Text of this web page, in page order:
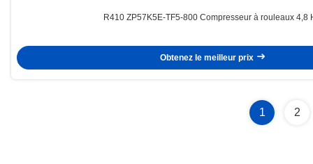
R410 ZP57K5E-TF5-800 Compresseur à rouleaux 4,8
Obtenez le meilleur prix
1 2